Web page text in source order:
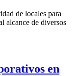
de locales para
alcance de diversos
en